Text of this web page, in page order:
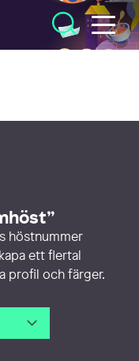
höstnummer
ett flertal
profil och färger.